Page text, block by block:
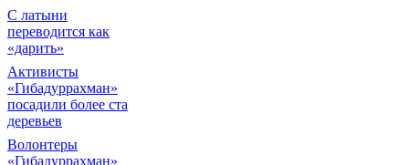
С латыни
переводится как
«дарить»
Активисты
«Гибадуррахман»
посадили более ста
деревьев
Волонтеры
«Гибадуррахман»